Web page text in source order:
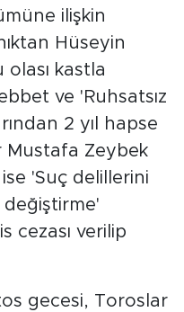
ilişkin
Hüseyin
kastla
ve 'Ruhsatsız
2 yıl hapse
Mustafa Zeybek
'Suç delillerini
cezası verilip
gecesi, Toroslar